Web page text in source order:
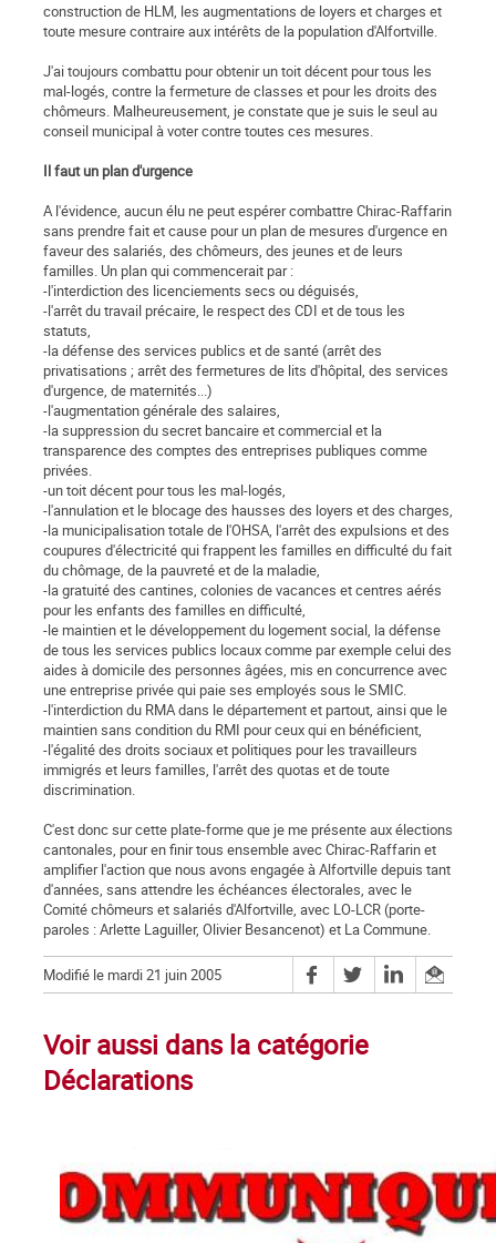
construction de HLM, les augmentations de loyers et charges et
toute mesure contraire aux intérêts de la population d'Alfortville.
J'ai toujours combattu pour obtenir un toit décent pour tous les
mal-logés, contre la fermeture de classes et pour les droits des
chômeurs. Malheureusement, je constate que je suis le seul au
conseil municipal à voter contre toutes ces mesures.
Il faut un plan d'urgence
A l'évidence, aucun élu ne peut espérer combattre Chirac-Raffarin
sans prendre fait et cause pour un plan de mesures d'urgence en
faveur des salariés, des chômeurs, des jeunes et de leurs
familles. Un plan qui commencerait par :
-l'interdiction des licenciements secs ou déguisés,
-l'arrêt du travail précaire, le respect des CDI et de tous les
statuts,
-la défense des services publics et de santé (arrêt des
privatisations ; arrêt des fermetures de lits d'hôpital, des services
d'urgence, de maternités...)
-l'augmentation générale des salaires,
-la suppression du secret bancaire et commercial et la
transparence des comptes des entreprises publiques comme
privées.
-un toit décent pour tous les mal-logés,
-l'annulation et le blocage des hausses des loyers et des charges,
-la municipalisation totale de l'OHSA, l'arrêt des expulsions et des
coupures d'électricité qui frappent les familles en difficulté du fait
du chômage, de la pauvreté et de la maladie,
-la gratuité des cantines, colonies de vacances et centres aérés
pour les enfants des familles en difficulté,
-le maintien et le développement du logement social, la défense
de tous les services publics locaux comme par exemple celui des
aides à domicile des personnes âgées, mis en concurrence avec
une entreprise privée qui paie ses employés sous le SMIC.
-l'interdiction du RMA dans le département et partout, ainsi que le
maintien sans condition du RMI pour ceux qui en bénéficient,
-l'égalité des droits sociaux et politiques pour les travailleurs
immigrés et leurs familles, l'arrêt des quotas et de toute
discrimination.
C'est donc sur cette plate-forme que je me présente aux élections
cantonales, pour en finir tous ensemble avec Chirac-Raffarin et
amplifier l'action que nous avons engagée à Alfortville depuis tant
d'années, sans attendre les échéances électorales, avec le
Comité chômeurs et salariés d'Alfortville, avec LO-LCR (porte-
paroles : Arlette Laguiller, Olivier Besancenot) et La Commune.
Modifié le mardi 21 juin 2005
Voir aussi dans la catégorie
Déclarations